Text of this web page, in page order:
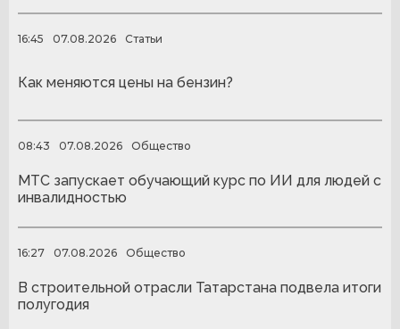
16:45 07.08.2026 Статьи
Как меняются цены на бензин?
08:43 07.08.2026 Общество
МТС запускает обучающий курс по ИИ для людей с
инвалидностью
16:27 07.08.2026 Общество
В строительной отрасли Татарстана подвела итоги
полугодия